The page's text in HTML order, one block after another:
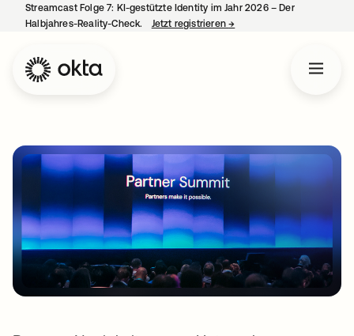
Streamcast Folge 7: KI-gestützte Identity im Jahr 2026 – Der
Halbjahres-Reality-Check.
Jetzt registrieren→